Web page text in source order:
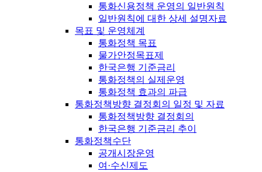
통화신용정책 운영의 일반원칙
일반원칙에 대한 상세 설명자료
목표 및 운영체계
통화정책 목표
물가안정목표제
한국은행 기준금리
통화정책의 실제운영
통화정책 효과의 파급
통화정책방향 결정회의 일정 및 자료
통화정책방향 결정회의
한국은행 기준금리 추이
통화정책수단
공개시장운영
여·수신제도